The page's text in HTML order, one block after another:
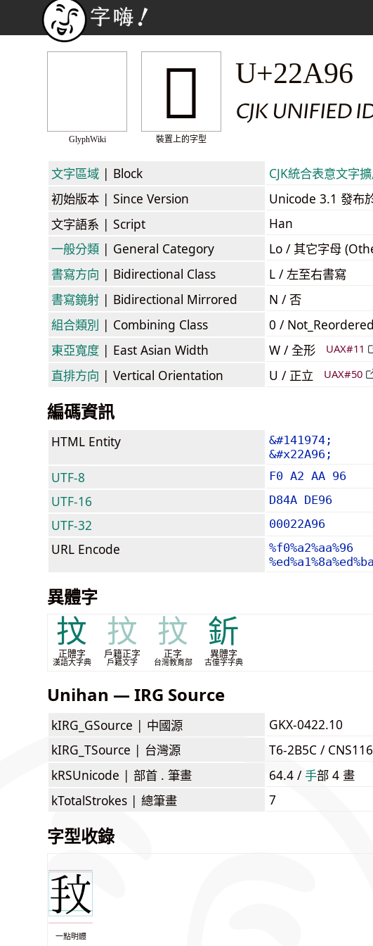
GlyphWiki
𢪖
裝置上的字型
U+22A96
CJK UNIFIED
文字區域 | Block CJK統合表意文字
初始版本 | Since Version
Unicode 3.1 發布
文字語系 | Script
Han
一般分類 | General Category
Lo / 其它字母
書寫方向 | Bidirectional Class
L / 左至右書寫
書寫鏡射 | Bidirectional Mirrored
N / 否
組合類別 | Combining Class
0 /
東亞寬度 | East Asian Width W / 全形 UAX#11
直排方向 | Vertical Orientation U / 正立 UAX#50
編碼資訊
HTML Entity
&#141974;
&#x22A96;
UTF-8 F0 A2 AA 96
UTF-16 D84A DE96
UTF-32 00022A96
URL Encode
%f0%a2%aa%96
異體字
抆
正體字
漢語大字典
抆
戶籍正字
戶籍文字
抆
正字
台灣教育部
釿
異體字
古僮字字典
Unihan — IRG Source
kIRG_GSource | 中國源
GKX-0422.10
kIRG_TSource | 台灣源
T6-2B5C /
kRSUnicode | 部首 . 筆畫 64.4 /⼿部 4 畫
kTotalStrokes | 總筆畫 7
字型收錄
一點明體